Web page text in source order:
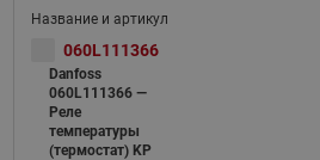
060L111366
Danfoss
060L111366 —
Реле
температуры
(термостат) KP